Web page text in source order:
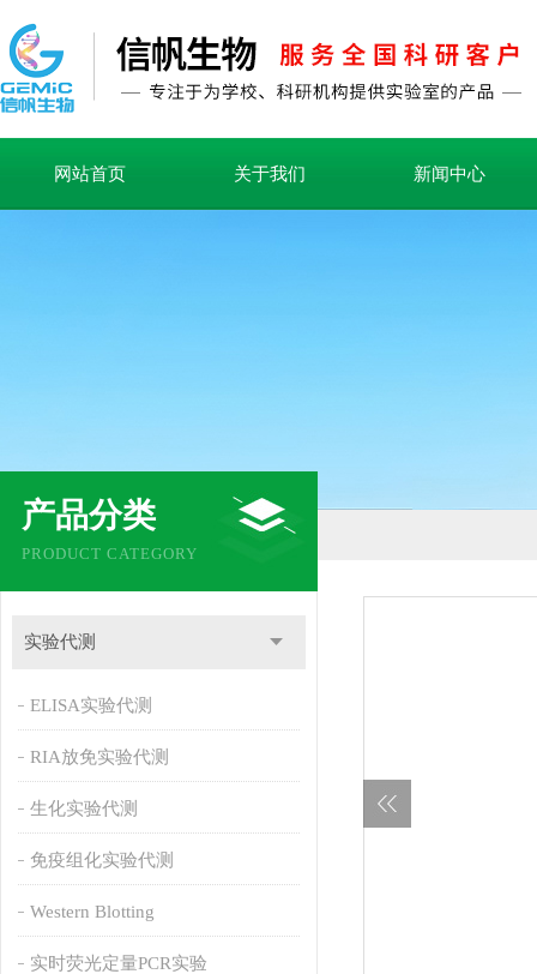
网站首页 关于我们 新闻中心
产品分类
PRODUCT CATEGORY
实验代测
ELISA实验代测
RIA放免实验代测
生化实验代测
免疫组化实验代测
Western Blotting
实时荧光定量PCR实验